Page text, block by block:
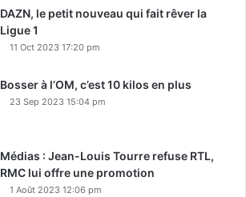
DAZN, le petit nouveau qui fait rêver la
Ligue 1
11 Oct 2023 17:20 pm
Bosser à l’OM, c’est 10 kilos en plus
23 Sep 2023 15:04 pm
Médias : Jean-Louis Tourre refuse RTL,
RMC lui offre une promotion
1 Août 2023 12:06 pm